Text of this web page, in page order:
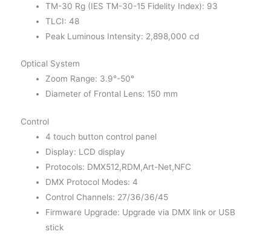
TM-30 Rg (IES TM-30-15 Fidelity Index): 93
TLCI: 48
Peak Luminous Intensity: 2,898,000 cd
Optical System
Zoom Range: 3.9°-50°
Diameter of Frontal Lens: 150 mm
Control
4 touch button control panel
Display: LCD display
Protocols: DMX512,RDM,Art-Net,NFC
DMX Protocol Modes: 4
Control Channels: 27/36/36/45
Firmware Upgrade: Upgrade via DMX link or USB
stick